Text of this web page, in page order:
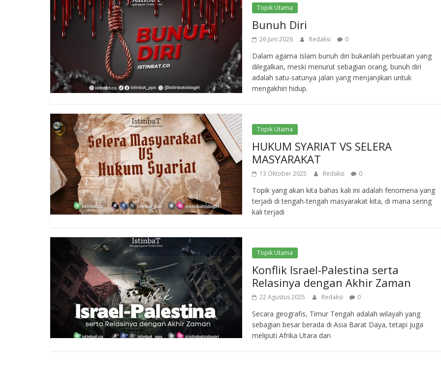
Topik Utama
Bunuh Diri
26 Juni 2026 Redaksi 0
Dalam agama Islam bunuh diri bukanlah perbuatan yang
dilegalkan, meski menurut sebagian orang, bunuh diri
adalah satu-satunya jalan yang menjanjikan untuk
mengakhiri hidup.
Topik Utama
HUKUM SYARIAT VS SELERA
MASYARAKAT
13 Oktober 2025 Redaksi 0
Topik yang akan kita bahas kali ini adalah fenomena yang
terjadi di tengah-tengah masyarakat kita, di mana sering
kali terjadi
Topik Utama
Konflik Israel-Palestina serta
Relasinya dengan Akhir Zaman
22 Agustus 2025 Redaksi 0
Secara geografis, Timur Tengah adalah wilayah yang
sebagian besar berada di Asia Barat Daya, tetapi juga
meliputi Afrika Utara dan